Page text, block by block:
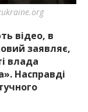
відео, в
заявляє,
влада
Насправді